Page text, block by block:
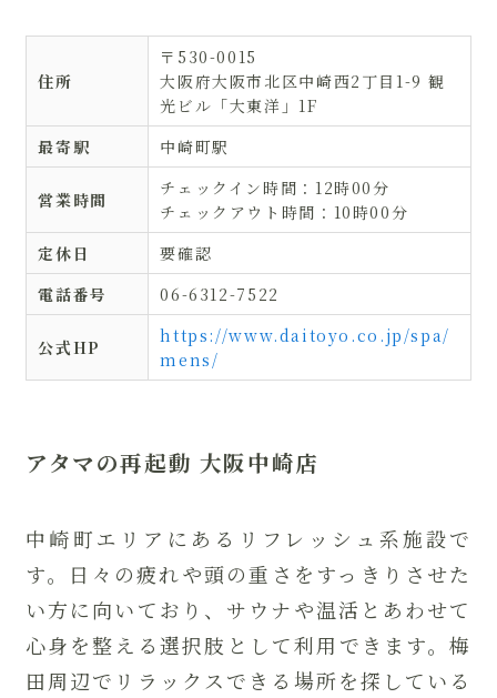
住所
〒530-0015
大阪府大阪市北区中崎西2丁目1-9 観
光ビル「大東洋」1F
最寄駅
中崎町駅
営業時間
チェックイン時間：12時00分
チェックアウト時間：10時00分
定休日
要確認
電話番号
06-6312-7522
公式HP
https://www.daitoyo.co.jp/spa/
mens/
アタマの再起動 大阪中崎店
中崎町エリアにあるリフレッシュ系施設で
す。日々の疲れや頭の重さをすっきりさせた
い方に向いており、サウナや温活とあわせて
心身を整える選択肢として利用できます。梅
田周辺でリラックスできる場所を探している